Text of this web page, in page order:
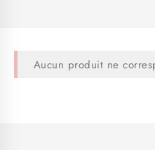
Aucun produit ne